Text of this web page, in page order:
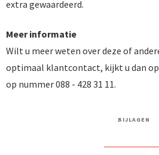
extra gewaardeerd.
Meer informatie
Wilt u meer weten over deze of
optimaal klantcontact, kijkt u dan
op nummer 088 - 428 31 11.
BIJLAGEN